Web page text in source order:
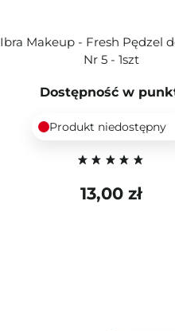
Ibra Makeup - Fresh Pędzel
Nr 5 - 1szt
Dostępność w
Produkt niedostępny
13,00 zł